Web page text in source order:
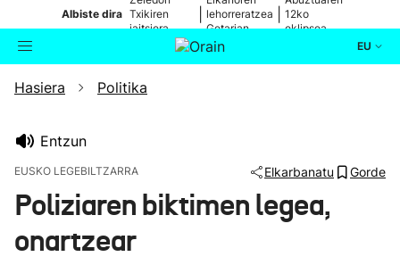
Albiste dira Txikiren
jaitsiera,
zuzenean
lehorreratzea
Getarian
12ko
eklipsea
EU
Bilatzailea
Hasiera Politika
Entzun
EUSKO LEGEBILTZARRA Elkarbanatu Gorde
Poliziaren biktimen legea,
onartzear